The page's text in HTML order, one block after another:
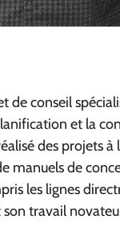
conseil
et la
des projets
manuels de
les lignes
travail